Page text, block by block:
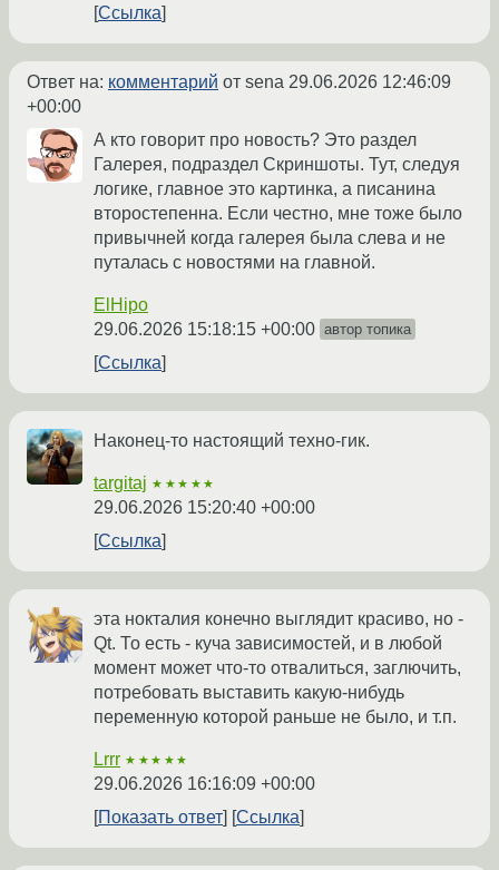
Ссылка
Ответ на: комментарий от sena 29.06.2026 12:46:09
+00:00
А кто говорит про новость? Это раздел
Галерея, подраздел Скриншоты. Тут, следуя
логике, главное это картинка, а писанина
второстепенна. Если честно, мне тоже было
привычней когда галерея была слева и не
путалась с новостями на главной.
ElHipo
29.06.2026 15:18:15 +00:00 автор топика
Ссылка
Наконец-то настоящий техно-гик.
targitaj ★★★★★
29.06.2026 15:20:40 +00:00
Ссылка
эта нокталия конечно выглядит красиво, но -
Qt. То есть - куча зависимостей, и в любой
момент может что-то отвалиться, заглючить,
потребовать выставить какую-нибудь
переменную которой раньше не было, и т.п.
Lrrr ★★★★★
29.06.2026 16:16:09 +00:00
Показать ответ
Ссылка